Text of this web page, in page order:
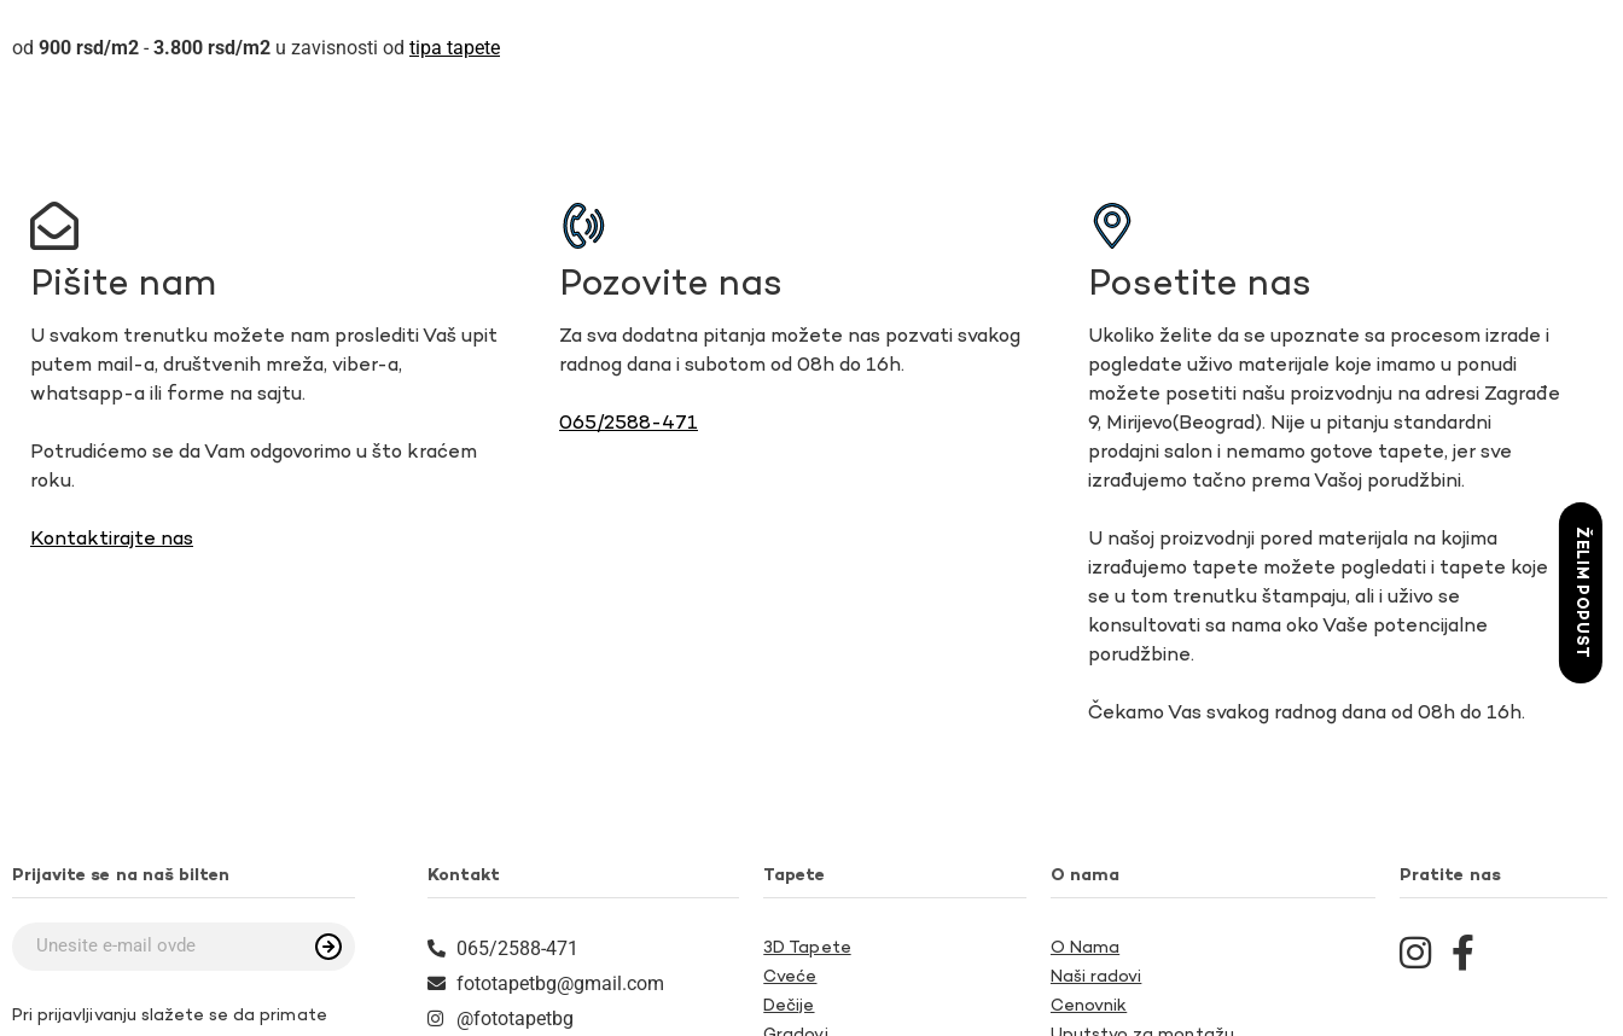
900 rsd - 3.800 rsd u zavisnosti od tipa tapete
Pišite nam
U svakom trenutku možete nam proslediti Vaš upit
putem mail-a, društvenih mreža, viber-a,
whatsapp-a ili forme na sajtu.
Potrudićemo se da Vam odgovorimo u što kraćem
roku.
Kontaktirajte nas
Pozovite nas
Za sva dodatna pitanja možete nas pozvati svakog
radnog dana i subotom od 08h do 16h.
065/2588-471
Posetite nas
Ukoliko želite da se upoznate sa procesom izrade i
pogledate uživo materijale koje imamo u ponudi
možete posetiti našu proizvodnju na adresi Zagrađe
9, Mirijevo(Beograd). Nije u pitanju standardni
prodajni salon i nemamo gotove tapete, jer sve
izrađujemo tačno prema Vašoj porudžbini.
U našoj proizvodnji pored materijala na kojima
izrađujemo tapete možete pogledati i tapete koje
se u tom trenutku štampaju, ali i uživo se
konsultovati sa nama oko Vaše potencijalne
porudžbine.
Čekamo Vas svakog radnog dana od 08h do 16h.
Prijavite se na naš bilten
Pri prijavljivanju slažete se da primate
Kontakt
065/2588-471
fototapetbg@gmail.com
@fototapetbg
Tapete
3D Tapete
Cveće
Dečije
O nama
O Nama
Naši radovi
Cenovnik
Pratite nas
ŽELIM POPUST